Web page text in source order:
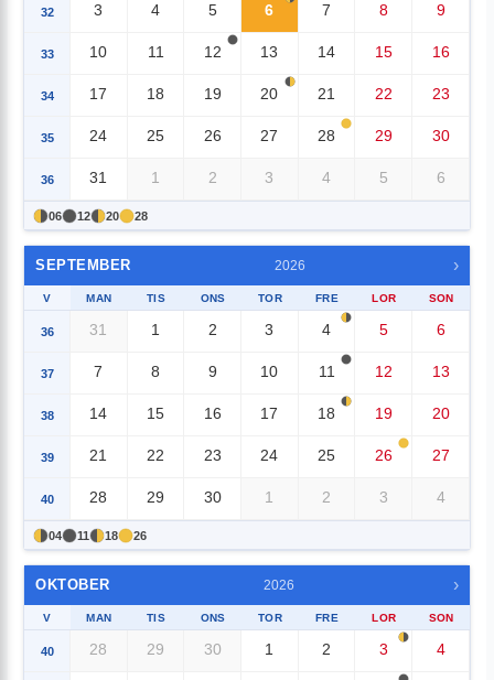
32 3 4 5 6 7 8 9
33 10 11 12 13 14 15 16
34 17 18 19 20 21 22 23
35 24 25 26 27 28 29 30
36 31 1 2 3 4 5 6
06 12 20 28
SEPTEMBER 2026 ›
V MAN TIS ONS TOR FRE LOR SON
36 31 1 2 3 4 5 6
37 7 8 9 10 11 12 13
38 14 15 16 17 18 19 20
39 21 22 23 24 25 26 27
40 28 29 30 1 2 3 4
04 11 18 26
OKTOBER 2026 ›
V MAN TIS ONS TOR FRE LOR SON
40 28 29 30 1 2 3 4